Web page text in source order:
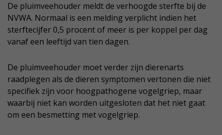
De pluimveehouder meldt de verhoogde sterfte bij de
NVWA. Normaal is een melding verplicht indien het
sterftecijfer 0,5 procent of meer is per koppel per dag
vanaf een leeftijd van tien dagen.
De pluimveehouder moet verder zijn dierenarts
raadplegen als de dieren symptomen vertonen die niet
specifiek zijn voor hoogpathogene vogelgriep, maar
waarbij niet kan worden uitgesloten dat het niet gaat
om een besmetting met vogelgriep.